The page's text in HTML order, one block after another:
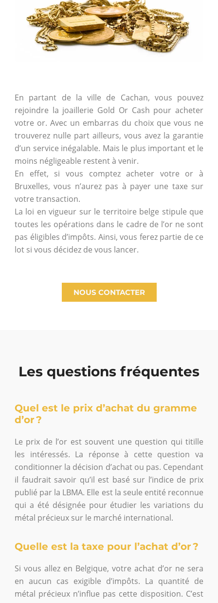
En partant de la ville de Cachan, vous pouvez
rejoindre la joaillerie Gold Or Cash pour acheter
votre or. Avec un embarras du choix que vous ne
trouverez nulle part ailleurs, vous avez la garantie
d’un service inégalable. Mais le plus important et le
moins négligeable restent à venir.
En effet, si vous comptez acheter votre or à
Bruxelles, vous n’aurez pas à payer une taxe sur
votre transaction.
La loi en vigueur sur le territoire belge stipule que
toutes les opérations dans le cadre de l’or ne sont
pas éligibles d’impôts. Ainsi, vous ferez partie de ce
lot si vous décidez de vous lancer.
NOUS CONTACTER
Les questions fréquentes
Quel est le prix d’achat du gramme
d’or ?
Le prix de l’or est souvent une question qui titille
les intéressés. La réponse à cette question va
conditionner la décision d’achat ou pas. Cependant
il faudrait savoir qu’il est basé sur l’indice de prix
publié par la LBMA. Elle est la seule entité reconnue
qui a été désignée pour étudier les variations du
métal précieux sur le marché international.
Quelle est la taxe pour l’achat d’or ?
Si vous allez en Belgique, votre achat d’or ne sera
en aucun cas exigible d’impôts. La quantité de
métal précieux n’influe pas cette disposition. C’est